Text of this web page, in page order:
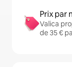
Prix par
Valica
de 35 €